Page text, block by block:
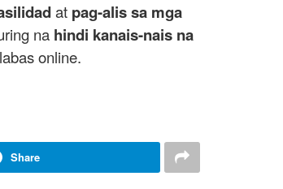
at pag-alis sa mga
na hindi kanais-nais na
online.
Share